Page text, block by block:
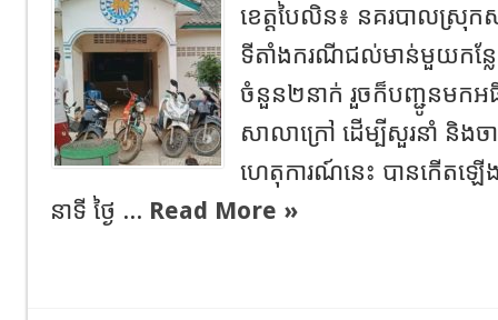
ខេត្តបៃលិន៖ នគរបាលស្រុកស
ទីតាំងករណីជល់មាន់មួយកន្
ចំនួន២នាក់ រួចក៏បញ្ជូនមកអធិ
សាលាក្រៅ ដើម្បីសួរនាំ និង
ហេតុការណ៍នេះ បានកើតឡ
នាទី ថ្ងៃ​ ... Read More »